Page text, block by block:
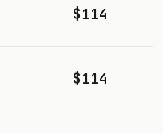
$114
$114